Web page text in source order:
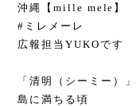
沖縄【mille mele】
#ミレメーレ
広報担当YUKOです
「清明（シーミー）
島に満ちる頃